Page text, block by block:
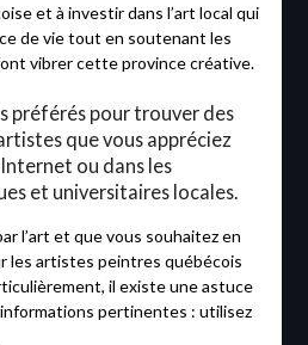
et à investir dans l’art local qui
de vie tout en soutenant les
vibrer cette province créative.
préférés pour trouver des
que vous appréciez
ou dans les
et universitaires locales.
l’art et que vous souhaitez en
les artistes peintres québécois
il existe une astuce
pertinentes : utilisez